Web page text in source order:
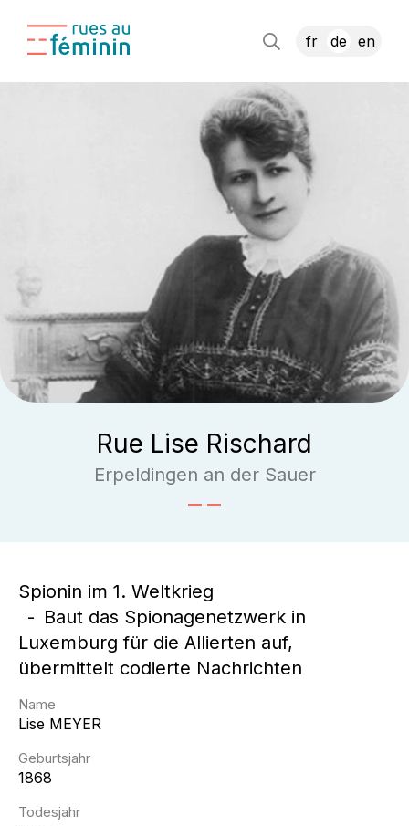
fr de en
Rue Lise Rischard
Erpeldingen an der Sauer
Spionin im 1. Weltkrieg
Baut das Spionagenetzwerk in
Luxemburg für die Allierten auf,
übermittelt codierte Nachrichten
Name
Lise MEYER
Geburtsjahr
1868
Todesjahr